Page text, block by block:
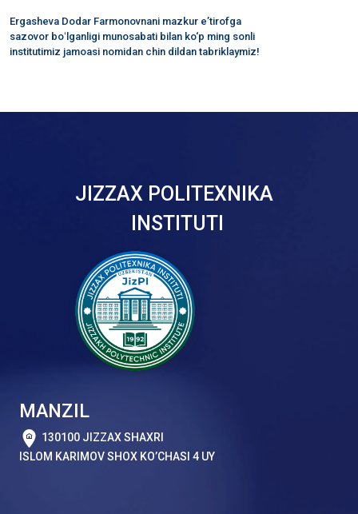
Ergasheva Dodar Farmonovnani mazkur e’tirofga
sazovor boʻlganligi munosabati bilan ko‘p ming sonli
institutimiz jamoasi nomidan chin dildan tabriklaymiz!
JIZZAX POLITEXNIKA
INSTITUTI
MANZIL
130100 JIZZAX SHAXRI
ISLOM KARIMOV SHOX KO’CHASI 4 UY